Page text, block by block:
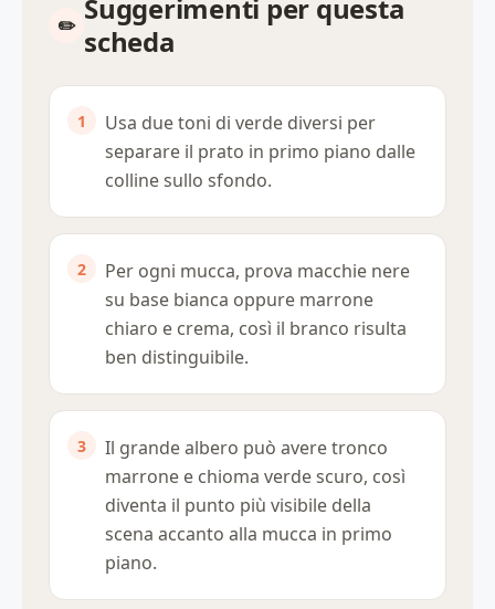
Suggerimenti per questa
scheda
Usa due toni di verde diversi per
separare il prato in primo piano dalle
colline sullo sfondo.
Per ogni mucca, prova macchie nere
su base bianca oppure marrone
chiaro e crema, così il branco risulta
ben distinguibile.
Il grande albero può avere tronco
marrone e chioma verde scuro, così
diventa il punto più visibile della
scena accanto alla mucca in primo
piano.